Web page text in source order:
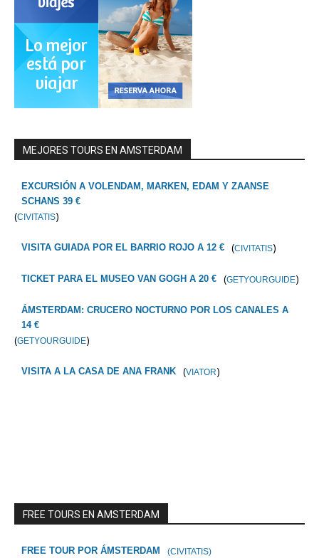
MEJORES TOURS EN AMSTERDAM
EXCURSIÓN A VOLENDAM, MARKEN, EDAM Y ZAANSE
SCHANS 39 €
(CIVITATIS)
VISITA GUIADA POR EL BARRIO ROJO A 12 € (CIVITATIS)
TICKET PARA EL MUSEO VAN GOGH A 20 € (GETYOURGUIDE)
ÁMSTERDAM: CRUCERO NOCTURNO POR LOS CANALES A
14 €
(GETYOURGUIDE)
VISITA A LA CASA DE ANA FRANK (VIATOR)
FREE TOURS EN AMSTERDAM
FREE TOUR POR ÁMSTERDAM (CIVITATIS)